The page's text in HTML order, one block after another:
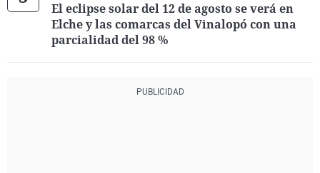
El eclipse solar del 12 de agosto se verá en
Elche y las comarcas del Vinalopó con una
parcialidad del 98 %